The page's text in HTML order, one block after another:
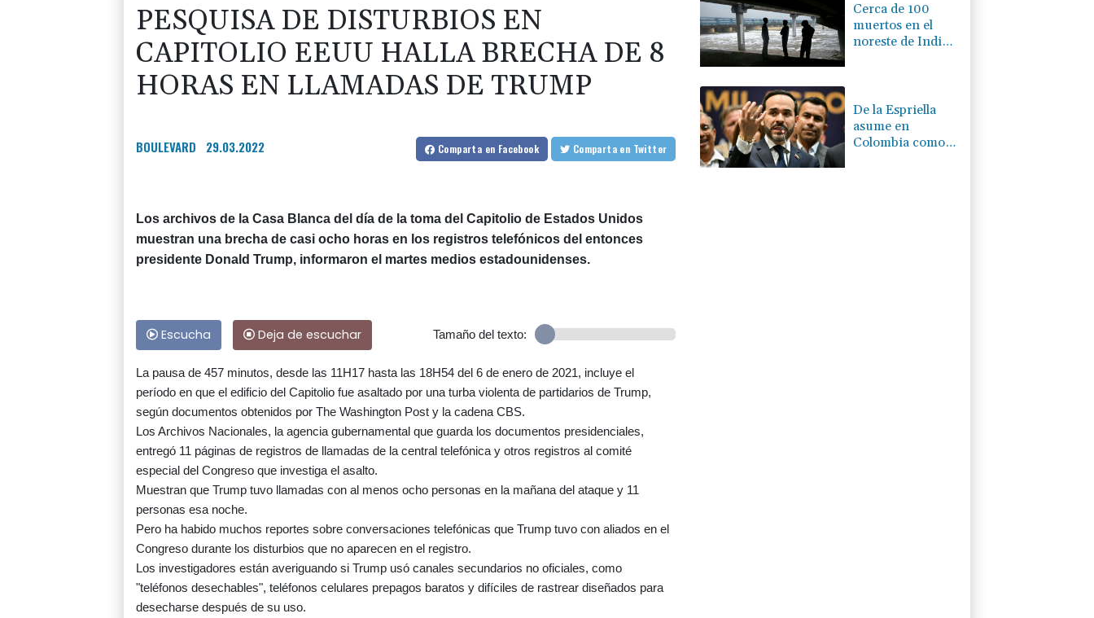
PESQUISA DE DISTURBIOS EN
CAPITOLIO EEUU HALLA BRECHA DE 8
HORAS EN LLAMADAS DE TRUMP
BOULEVARD 29.03.2022 Comparta en Facebook Comparta en Twitter
Los archivos de la Casa Blanca del día de la toma del Capitolio de Estados Unidos
muestran una brecha de casi ocho horas en los registros telefónicos del entonces
presidente Donald Trump, informaron el martes medios estadounidenses.
Escucha Deja de escuchar Tamaño del texto:
La pausa de 457 minutos, desde las 11H17 hasta las 18H54 del 6 de enero de 2021, incluye el
período en que el edificio del Capitolio fue asaltado por una turba violenta de partidarios de Trump,
según documentos obtenidos por The Washington Post y la cadena CBS.
Los Archivos Nacionales, la agencia gubernamental que guarda los documentos presidenciales,
entregó 11 páginas de registros de llamadas de la central telefónica y otros registros al comité
especial del Congreso que investiga el asalto.
Muestran que Trump tuvo llamadas con al menos ocho personas en la mañana del ataque y 11
personas esa noche.
Pero ha habido muchos reportes sobre conversaciones telefónicas que Trump tuvo con aliados en el
Congreso durante los disturbios que no aparecen en el registro.
Los investigadores están averiguando si Trump usó canales secundarios no oficiales, como
"teléfonos desechables", teléfonos celulares prepagos baratos y difíciles de rastrear diseñados para
desecharse después de su uso.
Cerca de 100
muertos en el
noreste de India
De la Espriella
asume en
Colombia como